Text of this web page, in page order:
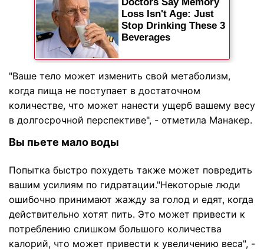
"Ваше тело может изменить свой метаболизм,
когда пища не поступает в достаточном
количестве, что может нанести ущерб вашему весу
в долгосрочной перспективе", - отметила Манакер.
Вы пьете мало воды
Попытка быстро похудеть также может повредить
вашим усилиям по гидратации."Некоторые люди
ошибочно принимают жажду за голод и едят, когда
действительно хотят пить. Это может привести к
потреблению слишком большого количества
калорий, что может привести к увеличению веса", -